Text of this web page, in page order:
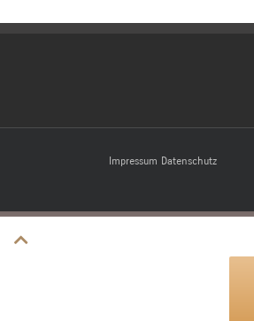
Impressum Datenschutz